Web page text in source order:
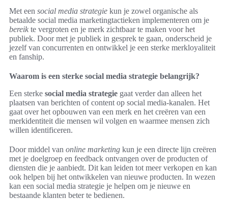
Met een social media strategie kun je zowel organische als
betaalde social media marketingtactieken implementeren om je
bereik te vergroten en je merk zichtbaar te maken voor het
publiek. Door met je publiek in gesprek te gaan, onderscheid je
jezelf van concurrenten en ontwikkel je een sterke merkloyaliteit
en fanship.
Waarom is een sterke social media strategie belangrijk?
Een sterke social media strategie gaat verder dan alleen het
plaatsen van berichten of content op social media-kanalen. Het
gaat over het opbouwen van een merk en het creëren van een
merkidentiteit die mensen wil volgen en waarmee mensen zich
willen identificeren.
Door middel van online marketing kun je een directe lijn creëren
met je doelgroep en feedback ontvangen over de producten of
diensten die je aanbiedt. Dit kan leiden tot meer verkopen en kan
ook helpen bij het ontwikkelen van nieuwe producten. In wezen
kan een social media strategie je helpen om je nieuwe en
bestaande klanten beter te bedienen.